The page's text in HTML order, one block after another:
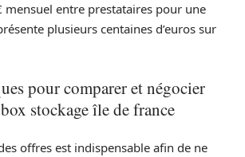
mensuel entre prestataires pour une
plusieurs centaines d’euros sur
pour comparer et négocier
stockage île de france
offres est indispensable afin de ne